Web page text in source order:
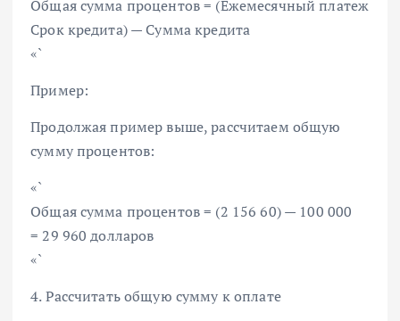
Общая сумма процентов = (Ежемесячный платеж
Срок кредита) — Сумма кредита
«`
Пример:
Продолжая пример выше, рассчитаем общую
сумму процентов:
«`
Общая сумма процентов = (2 156 60) — 100 000
= 29 960 долларов
«`
4. Рассчитать общую сумму к оплате